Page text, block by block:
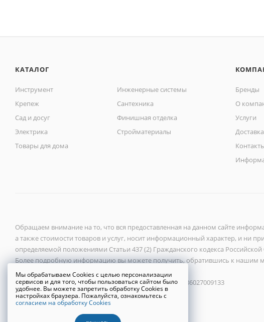
КАТАЛОГ
Инструмент
Инженерные системы
Крепеж
Сантехника
Сад и досуг
Финишная отделка
Электрика
Стройматериалы
Товары для дома
Бренды
О
Услуги
Доставка
Обращаем внимание на то, что вся предоставленная на данном сайте
а также стоимости товаров и услуг, носит информационный характер, и ни
определяемой положениями Статьи 437 (2) Гражданского кодекса
Более подробную информацию вы можете получить, обратившись к нашим
ООО «Новый город» 2026 ©, ИНН 6027118272, ОГРН 1086027009133
Политика конфиденциальности
Мы обрабатываем Cookies с целью персонализации
сервисов и для того, чтобы пользоваться сайтом было
удобнее. Вы можете запретить обработку Cookies в
настройках браузера. Пожалуйста, ознакомьтесь с
согласием на обработку Cookies